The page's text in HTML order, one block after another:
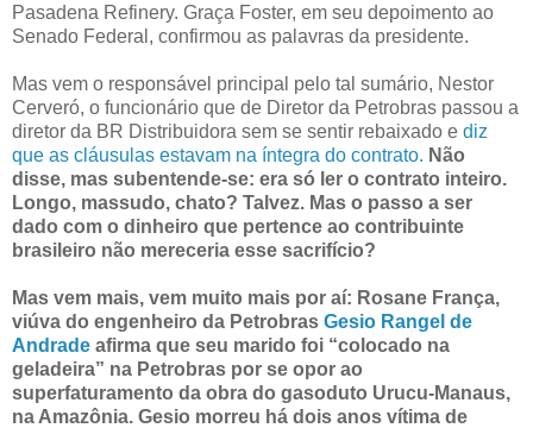
Pasadena Refinery. Graça Foster, em seu depoimento ao
Senado Federal, confirmou as palavras da presidente.
Mas vem o responsável principal pelo tal sumário, Nestor
Cerveró, o funcionário que de Diretor da Petrobras passou a
diretor da BR Distribuidora sem se sentir rebaixado e diz
que as cláusulas estavam na íntegra do contrato. Não
disse, mas subentende-se: era só ler o contrato inteiro.
Longo, massudo, chato? Talvez. Mas o passo a ser
dado com o dinheiro que pertence ao contribuinte
brasileiro não mereceria esse sacrifício?
Mas vem mais, vem muito mais por aí: Rosane França,
viúva do engenheiro da Petrobras Gesio Rangel de
Andrade afirma que seu marido foi “colocado na
geladeira” na Petrobras por se opor ao
superfaturamento da obra do gasoduto Urucu-Manaus,
na Amazônia. Gesio morreu há dois anos vítima de